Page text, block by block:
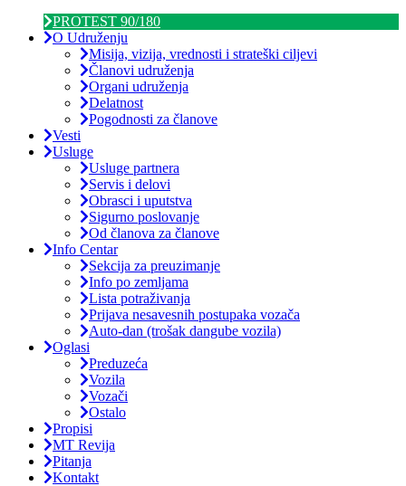
PROTEST 90/180
O Udruženju
Misija, vizija, vrednosti i strateški ciljevi
Članovi udruženja
Organi udruženja
Delatnost
Pogodnosti za članove
Vesti
Usluge
Usluge partnera
Servis i delovi
Obrasci i uputstva
Sigurno poslovanje
Od članova za članove
Info Centar
Sekcija za preuzimanje
Info po zemljama
Lista potraživanja
Prijava nesavesnih postupaka vozača
Auto-dan (trošak dangube vozila)
Oglasi
Preduzeća
Vozila
Vozači
Ostalo
Propisi
MT Revija
Pitanja
Kontakt